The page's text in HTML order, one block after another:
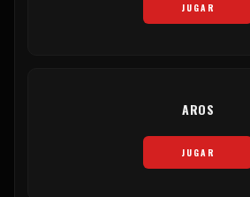
JUGAR
AROS
JUGAR